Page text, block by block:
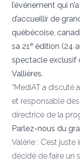
l’événement qui
d’accueillir de
québécoise,
sa 21e édition (24
spectacle exclusif
Vallières.
*MediAT a discuté
et responsable
directrice de la
Parlez-nous du
Valérie : C’est
décidé de faire un